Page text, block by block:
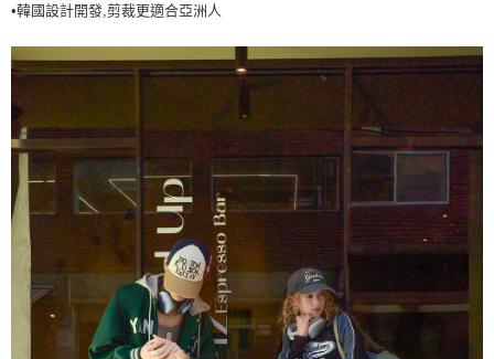
每筆NT$60，滿NT$499(含以上)免運費
7-11取貨<不支援離島取退>
每筆NT$60，滿NT$499(含以上)免運費
宅配滿699免運
每筆NT$80，滿NT$699(含以上)免運費
•韓國設計開發,剪裁更適合亞洲人